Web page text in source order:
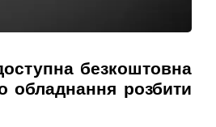
безкоштовна
обладнання розбити